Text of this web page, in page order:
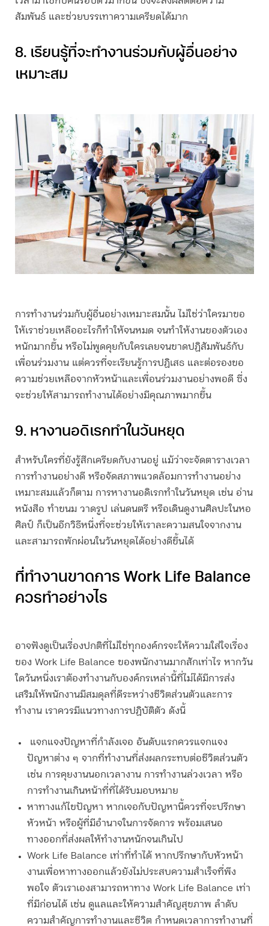
สัมพันธ์ และช่วยบรรเทาความเครียดได้มาก
8. เรียนรู้ที่จะทำงานร่วมกับผู้อื่นอย่าง
เหมาะสม
การทำงานร่วมกับผู้อื่นอย่างเหมาะสมนั้น ไม่ใช่ว่าใครมาขอ
ให้เราช่วยเหลืออะไรก็ทำให้จนหมด จนทำให้งานของตัวเอง
หนักมากขึ้น หรือไม่พูดคุยกับใครเลยจนขาดปฏิสัมพันธ์กับ
เพื่อนร่วมงาน แต่ควรที่จะเรียนรู้การปฏิเสธ และต่อรองขอ
ความช่วยเหลือจากหัวหน้าและเพื่อนร่วมงานอย่างพอดี ซึ่ง
จะช่วยให้สามารถทำงานได้อย่างมีคุณภาพมากขึ้น
9. หางานอดิเรกทำในวันหยุด
สำหรับใครที่ยังรู้สึกเครียดกับงานอยู่ แม้ว่าจะจัดตารางเวลา
การทำงานอย่างดี หรือจัดสภาพแวดล้อมการทำงานอย่าง
เหมาะสมแล้วก็ตาม การหางานอดิเรกทำในวันหยุด เช่น อ่าน
หนังสือ ทำขนม วาดรูป เล่นดนตรี หรือเดินดูงานศิลปะในหอ
ศิลป์ ก็เป็นอีกวิธีหนึ่งที่จะช่วยให้เราละความสนใจจากงาน
และสามารถพักผ่อนในวันหยุดได้อย่างดีขึ้นได้
ที่ทำงานขาดการ Work Life Balance
ควรทำอย่างไร
อาจฟังดูเป็นเรื่องปกติที่ไม่ใช่ทุกองค์กรจะให้ความใส่ใจเรื่อง
ของ Work Life Balance ของพนักงานมากสักเท่าไร หากวัน
ใดวันหนึ่งเราต้องทำงานกับองค์กรเหล่านี้ที่ไม่ได้มีการส่ง
เสริมให้พนักงานมีสมดุลที่ดีระหว่างชีวิตส่วนตัวและการ
ทำงาน เราควรมีแนวทางการปฏิบัติตัว ดังนี้
แจกแจงปัญหาที่กำลังเจอ อันดับแรกควรแจกแจง
ปัญหาต่าง ๆ จากที่ทำงานที่ส่งผลกระทบต่อชีวิตส่วนตัว
เช่น การคุยงานนอกเวลางาน การทำงานล่วงเวลา หรือ
การทำงานเกินหน้าที่ที่ได้รับมอบหมาย
หาทางแก้ไขปัญหา หากเจอกับปัญหานี้ควรที่จะปรึกษา
หัวหน้า หรือผู้ที่มีอำนาจในการจัดการ พร้อมเสนอ
ทางออกที่ส่งผลให้ทำงานหนักจนเกินไป
Work Life Balance เท่าที่ทำได้ หากปรึกษากับหัวหน้า
งานเพื่อหาทางออกแล้วยังไม่ประสบความสำเร็จที่พึง
พอใจ ตัวเราเองสามารถหาทาง Work Life Balance เท่า
ที่มีก่อนได้ เช่น ดูแลและให้ความสำคัญสุขภาพ ลำดับ
ความสำคัญการทำงานและชีวิต กำหนดเวลาการทำงานที่